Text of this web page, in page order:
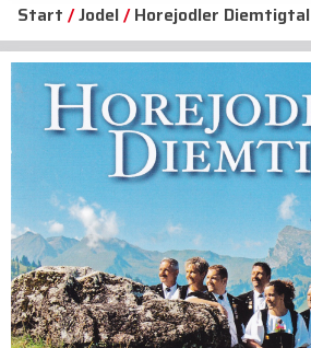
Start /Jodel/Horejodler Diemtigtal